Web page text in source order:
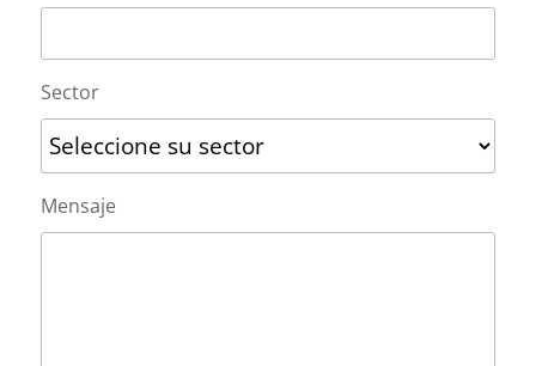
Sector
Mensaje